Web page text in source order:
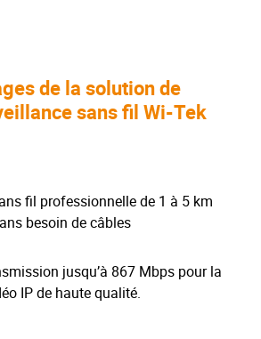
de la solution de
sans fil Wi-Tek
fil professionnelle de 1 à 5 km
besoin de câbles
jusqu’à 867 Mbps pour la
IP de haute qualité.